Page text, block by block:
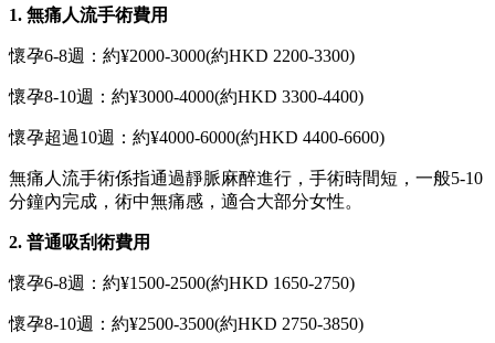
1. 無痛人流手術費用
懷孕6-8週：約¥2000-3000(約HKD 2200-3300)
懷孕8-10週：約¥3000-4000(約HKD 3300-4400)
懷孕超過10週：約¥4000-6000(約HKD 4400-6600)
無痛人流手術係指通過靜脈麻醉進行，手術時間短，一般5-10
分鐘內完成，術中無痛感，適合大部分女性。
2. 普通吸刮術費用
懷孕6-8週：約¥1500-2500(約HKD 1650-2750)
懷孕8-10週：約¥2500-3500(約HKD 2750-3850)